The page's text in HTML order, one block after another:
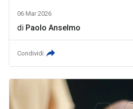
06 Mar 2026
di Paolo Anselmo
Condividi